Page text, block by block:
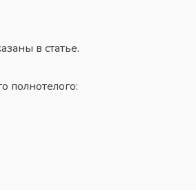
в статье.
полнотелого: